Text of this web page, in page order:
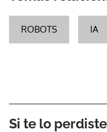
ROBOTS IA
Si te lo perdiste